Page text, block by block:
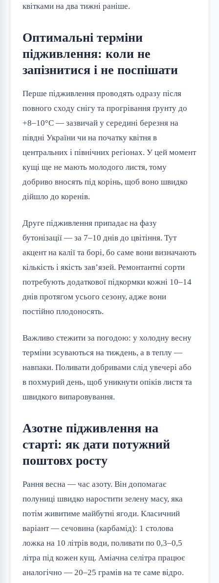
квітками на два тижні раніше.
Оптимальні терміни
підживлення: коли не
запізнитися і не поспішати
Перше підживлення проводять одразу після
повного сходу снігу та прогрівання ґрунту до
+8–10°C — зазвичай у середині березня на
півдні України чи на початку квітня в
центральних і північних регіонах. У цей момент
кущі ще не мають молодого листя, тому
добриво вносять під корінь, щоб воно швидко
дійшло до коренів.
Друге підживлення припадає на фазу
бутонізації — за 7–10 днів до цвітіння. Тут
акцент на калії та борі, бо саме вони визначають
кількість і якість зав’язей. Ремонтантні сорти
потребують додаткової підкормки кожні 10–14
днів протягом усього сезону, адже вони
постійно плодоносять.
Важливо стежити за погодою: у холодну весну
терміни зсуваються на тиждень, а в теплу —
навпаки. Поливати добривами слід увечері або
в похмурий день, щоб уникнути опіків листя та
швидкого випаровування.
Азотне підживлення на
старті: як дати потужний
поштовх росту
Рання весна — час азоту. Він допомагає
полуниці швидко наростити зелену масу, яка
потім живитиме майбутні ягоди. Класичний
варіант — сечовина (карбамід): 1 столова
ложка на 10 літрів води, поливати по 0,3–0,5
літра під кожен кущ. Аміачна селітра працює
аналогічно — 20–25 грамів на те саме відро.